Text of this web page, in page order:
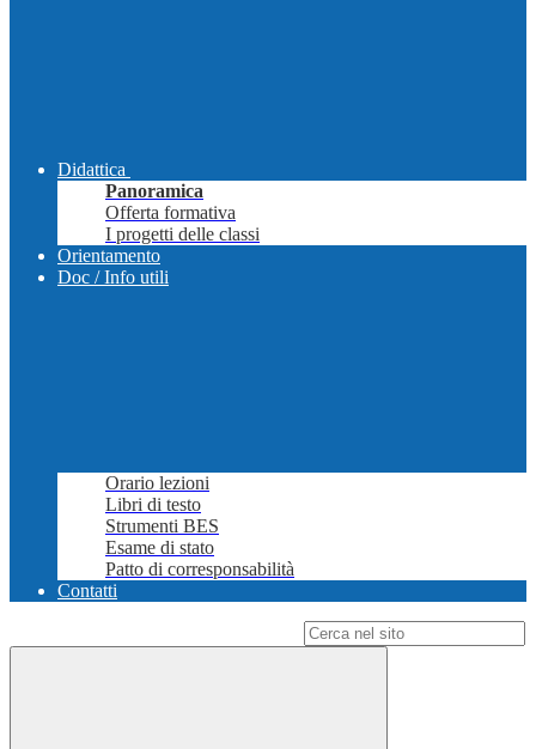
Didattica
Panoramica
Offerta formativa
I progetti delle classi
Orientamento
Doc / Info utili
Orario lezioni
Libri di testo
Strumenti BES
Esame di stato
Patto di corresponsabilità
Contatti